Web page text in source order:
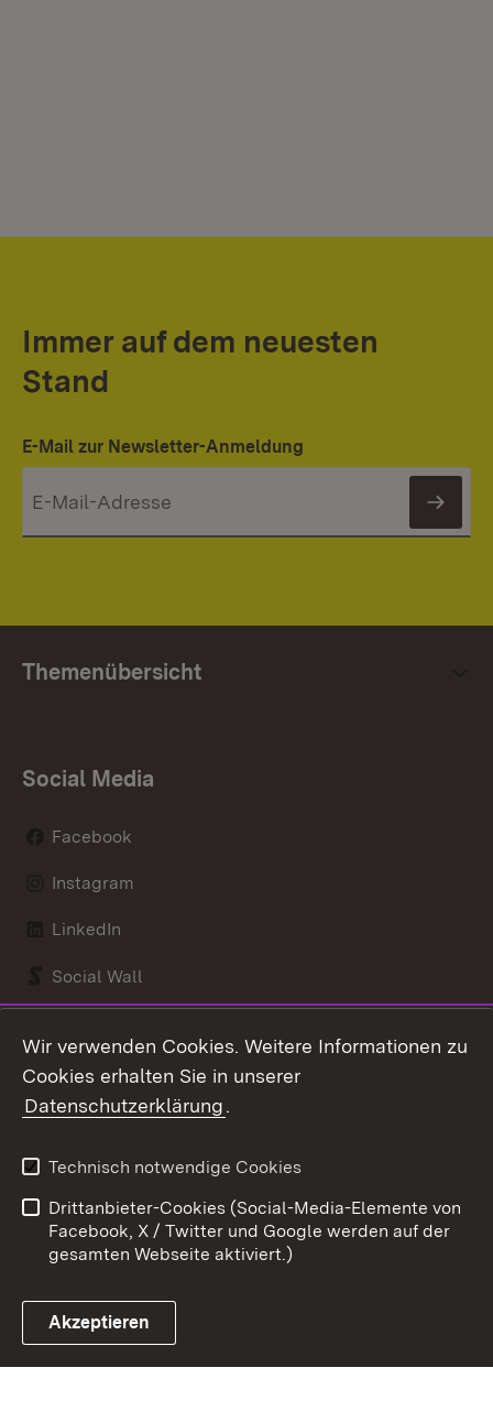
Immer auf dem neuesten
Stand
E-Mail zur Newsletter-Anmeldung
Themenübersicht
Social Media
Facebook
Instagram
LinkedIn
Social Wall
Link zum Landesportal
Kontakt
Barrierefreiheit
Impressum
Cookies
Wir verwenden Cookies. Weitere Informationen zu
Cookies erhalten Sie in unserer
Datenschutzerklärung.
Technisch notwendige Cookies
Drittanbieter-Cookies (Social-Media-Elemente von
Facebook, X / Twitter und Google werden auf der
gesamten Webseite aktiviert.)
Akzeptieren